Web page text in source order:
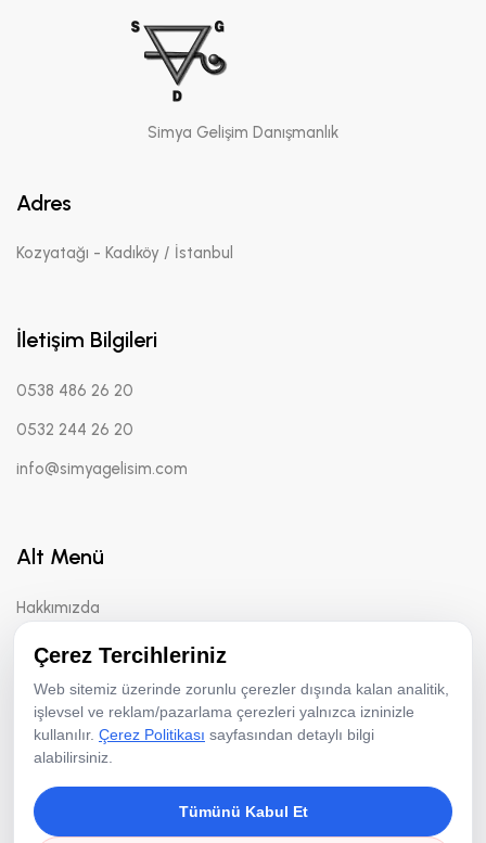
Simya Gelişim Danışmanlık
Adres
Kozyatağı - Kadıköy / İstanbul
İletişim Bilgileri
0538 486 26 20
0532 244 26 20
info@simyagelisim.com
Alt Menü
Hakkımızda
Yöntemler
Danışmanlık
Çerez Politikası
Çerez Tercihleriniz
Web sitemiz üzerinde zorunlu çerezler dışında kalan analitik,
işlevsel ve reklam/pazarlama çerezleri yalnızca izninizle
kullanılır. Çerez Politikası sayfasından detaylı bilgi
alabilirsiniz.
Tümünü Kabul Et